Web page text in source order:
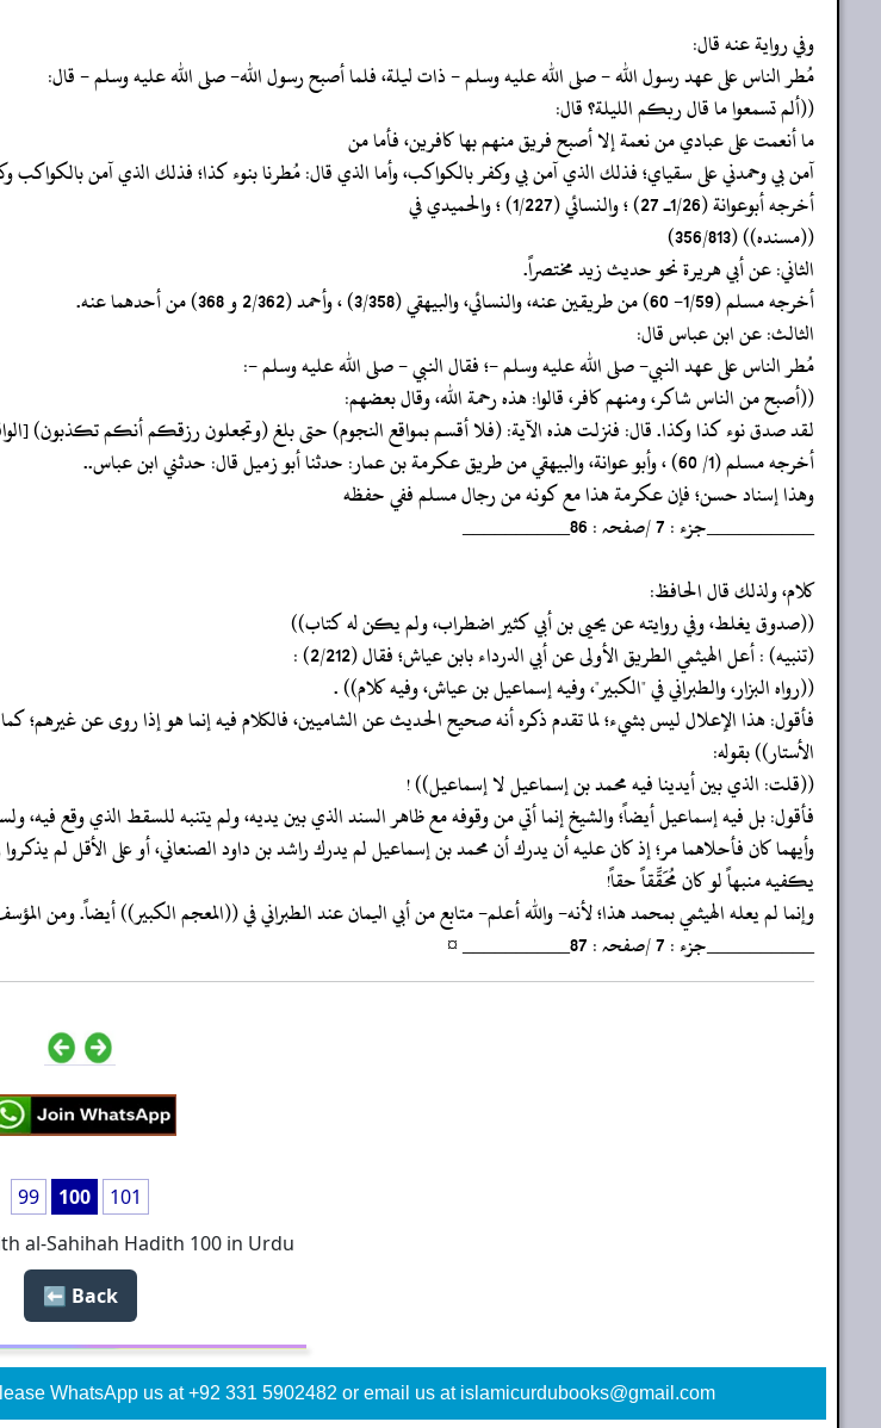
‏‏‏‏وفي رواية عنه قال:
‏‏‏‏مُطر الناس على عهد رسول الله - صلى الله عليه وسلم - ذات ليلة، فلما أصبح رسول الله- صلى الله عليه وسلم - قال:
‏‏‏‏((ألم تسمعوا ما قال ربكم الليلة؟ قال:
‏‏‏‏ما أنعمت على عبادي من نعمة إلا أصبح فريق منهم بها كافرين، فأما من
‏‏‏‏آمن بي وحمدني على سقياي؛ فذلك الذي آمن بي وكفر بالكواكب، وأما الذي قال: مُطرنا بنوء كذا؛ فذلك الذي آمن
‏‏‏‏أخرجه أبوعوانة (1/26ـ 27) ؛ والنسائي (1/227) ؛ والحميدي في
‏‏‏‏((مسنده)) (356/813)
‏‏‏‏الثاني: عن أبي هريرة نحو حديث زيد مختصراً.
‏‏‏‏أخرجه مسلم (1/59- 60) من طريقين عنه، والنسائي، والبيهقي (3/358) ، وأحمد (2/362 و 368) من أحدهما عنه.
‏‏‏‏الثالث: عن ابن عباس قال:
‏‏‏‏مُطر الناس على عهد النبي- صلى الله عليه وسلم -؛ فقال النبي - صلى الله عليه وسلم -:
‏‏‏‏((أصبح من الناس شاكر، ومنهم كافر، قالوا: هذه رحمة الله، وقال بعضهم:
‏‏‏‏لقد صدق نوء كذا وكذا. قال: فنزلت هذه الآية: (فلا أقسم بمواقع النجوم) حتى بلغ (وتجعلون رزقكم أنكم تكذبون) [الواقعة/
‏‏‏‏أخرجه مسلم (1/ 60) ، وأبو عوانة، والبيهقي من طريق عكرمة بن عمار: حدثنا أبو زميل قال: حدثني ابن عباس..
‏‏‏‏وهذا إسناد حسن؛ فإن عكرمة هذا مع كونه من رجال مسلم ففي حفظه
‏‏‏‏__________جزء : 7 /صفحہ : 86__________
‏‏‏‏كلام، ولذلك قال الحافظ:
‏‏‏‏((صدوق يغلط، وفي روايته عن يحيى بن أبي كثير اضطراب، ولم يكن له كتاب))
‏‏‏‏(تنبيه) : أعل الهيثمي الطريق الأولى عن أبي الدرداء بابن عياش؛ فقال (2/212) :
‏‏‏‏((رواه البزار، والطبراني في "الكبير"، وفيه إسماعيل بن عياش، وفيه كلام)) .
‏‏‏‏فأقول: هذا الإعلال ليس بشيء؛ لما تقدم ذكره أنه صحيح الحديث عن الشاميين، فالكلام فيه إنما هو إذا روى عن غيرهم؛
الأستار)) بقوله:
‏‏‏‏((قلت: الذي بين أيدينا فيه محمد بن إسماعيل لا إسماعيل)) !
‏‏‏‏فأقول: بل فيه إسماعيل أيضاً؛ والشيخ إنما أتي من وقوفه مع ظاهر السند الذي بين يديه، ولم يتنبه للسقط الذي وقع
وأيهما كان فأحلاهما مر؛ إذ كان عليه أن يدرك أن محمد بن إسماعيل لم يدرك راشد بن داود الصنعاني، أو على الأقل لم
يكفيه منبهاً لو كان مُحَقِّقاً حقاً!
‏‏‏‏وإنما لم يعله الهيثمي بمحمد هذا؛ لأنه- والله أعلم- متابع من أبي اليمان عند الطبراني في ((المعجم الكبير)) أيضاً. ومن
‏‏‏‏__________جزء : 7 /صفحہ : 87__________ ¤
99 100
101
al-Sahihah Hadith 100 in Urdu
Back ⬅️
WhatsApp us at +92 331 5902482 or email us at islamicurdubooks@gmail.com